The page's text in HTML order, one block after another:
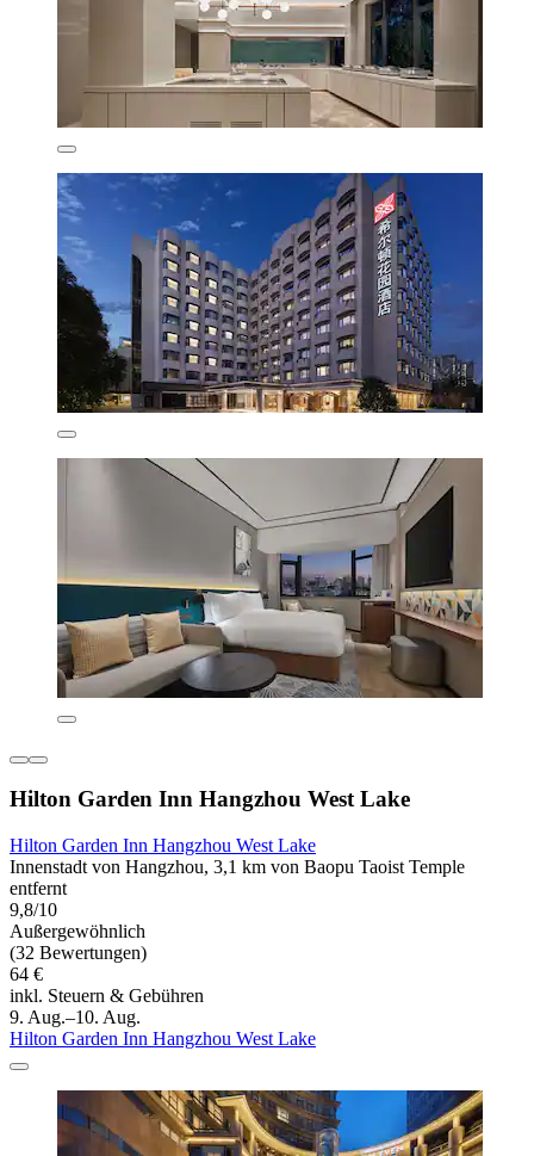
Hilton Garden Inn Hangzhou West Lake
Hilton Garden Inn Hangzhou West Lake
Innenstadt von Hangzhou, 3,1 km von Baopu Taoist Temple
entfernt
9,8/10
Außergewöhnlich
(32 Bewertungen)
64 €
inkl. Steuern & Gebühren
9. Aug.–10. Aug.
Hilton Garden Inn Hangzhou West Lake